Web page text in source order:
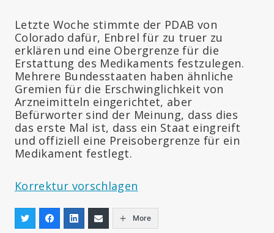
Letzte Woche stimmte der PDAB von
Colorado dafür, Enbrel für zu truer zu
erklären und eine Obergrenze für die
Erstattung des Medikaments festzulegen.
Mehrere Bundesstaaten haben ähnliche
Gremien für die Erschwinglichkeit von
Arzneimitteln eingerichtet, aber
Befürworter sind der Meinung, dass dies
das erste Mal ist, dass ein Staat eingreift
und offiziell eine Preisobergrenze für ein
Medikament festlegt.
Korrektur vorschlagen
More